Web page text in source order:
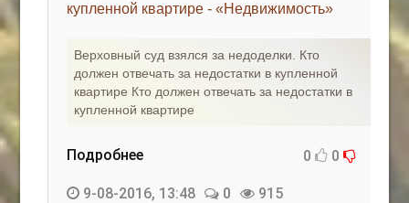
купленной квартире - «Недвижимость»
Верховный суд взялся за недоделки. Кто
должен отвечать за недостатки в купленной
квартире Кто должен отвечать за недостатки в
купленной квартире
Подробнее 0 0
9-08-2016, 13:48 0 915